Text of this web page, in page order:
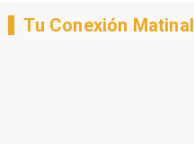
Tu Conexión Matinal